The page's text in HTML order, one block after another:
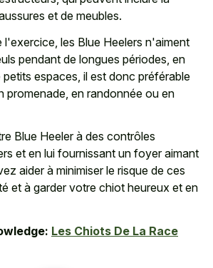
et de meubles.
l'exercice, les Blue Heelers n'aiment
pendant de longues périodes, en
petits espaces, il est donc préférable
promenade, en randonnée ou en
Blue Heeler à des contrôles
et en lui fournissant un foyer aimant
aider à minimiser le risque de ces
et à garder votre chiot heureux et en
Les Chiots De La Race